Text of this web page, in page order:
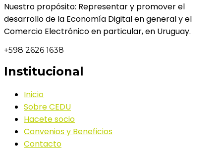
Nuestro propósito: Representar y promover el
desarrollo de la Economía Digital en general y el
Comercio Electrónico en particular, en Uruguay.
+598 2626 1638
Institucional
Inicio
Sobre CEDU
Hacete socio
Convenios y Beneficios
Contacto